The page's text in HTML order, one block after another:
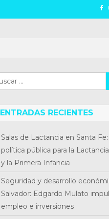
ENTRADAS RECIENTES
Salas de Lactancia en Santa
política pública para la
y la Primera Infancia
Seguridad y desarrollo
Salvador: Edgardo Mulato
empleo e inversiones